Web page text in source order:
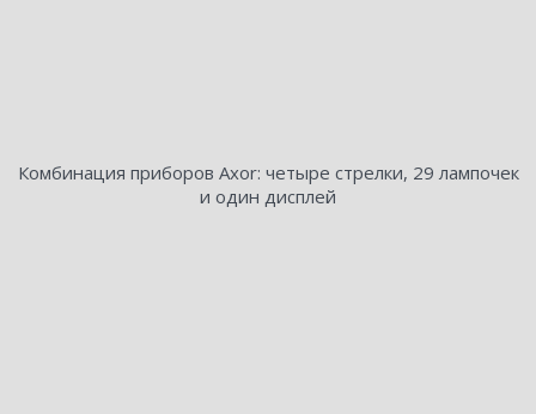
Комбинация приборов Axor: четыре стрелки, 29 лампочек
и один дисплей